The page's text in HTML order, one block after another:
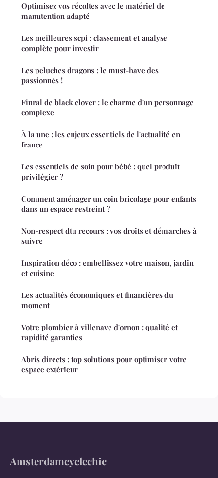
Optimisez vos récoltes avec le matériel de
manutention adapté
Les meilleures scpi : classement et analyse
complète pour investir
Les peluches dragons : le must-have des
passionnés !
Finral de black clover : le charme d'un personnage
complexe
À la une : les enjeux essentiels de l'actualité en
france
Les essentiels de soin pour bébé : quel produit
privilégier ?
Comment aménager un coin bricolage pour enfants
dans un espace restreint ?
Non-respect dtu recours : vos droits et démarches à
suivre
Inspiration déco : embellissez votre maison, jardin
et cuisine
Les actualités économiques et financières du
moment
Votre plombier à villenave d'ornon : qualité et
rapidité garanties
Abris directs : top solutions pour optimiser votre
espace extérieur
Amsterdamcyclechic